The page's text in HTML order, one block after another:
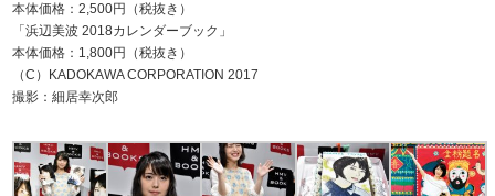
本体価格：2,500円（税抜き）
「浜辺美波 2018カレンダーブック」
本体価格：1,800円（税抜き）
（C）KADOKAWA CORPORATION 2017
撮影：細居幸次郎